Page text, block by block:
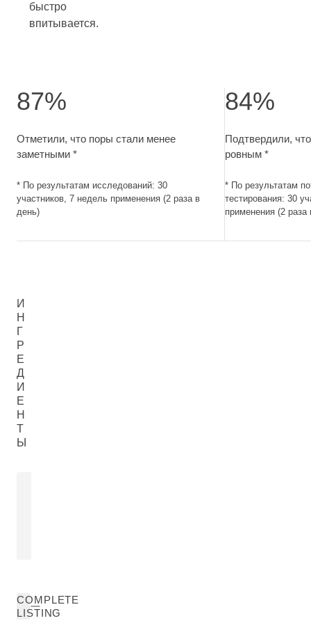
быстро
впитывается.
87%
Отметили, что поры стали менее
заметными *
* По результатам исследований: 30
участников, 7 недель применения (2 раза в
день)
84%
Подтвердили,
ровным *
* По результатам
тестирования: 30
применения (2 раза
И
Н
Г
Р
Е
Д
И
Е
Н
Т
Ы
COMPLETE
LISTING